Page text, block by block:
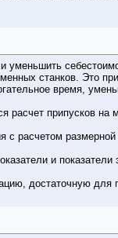
станков. Это
время,
расчет припусков на
с расчетом
и
достаточную для